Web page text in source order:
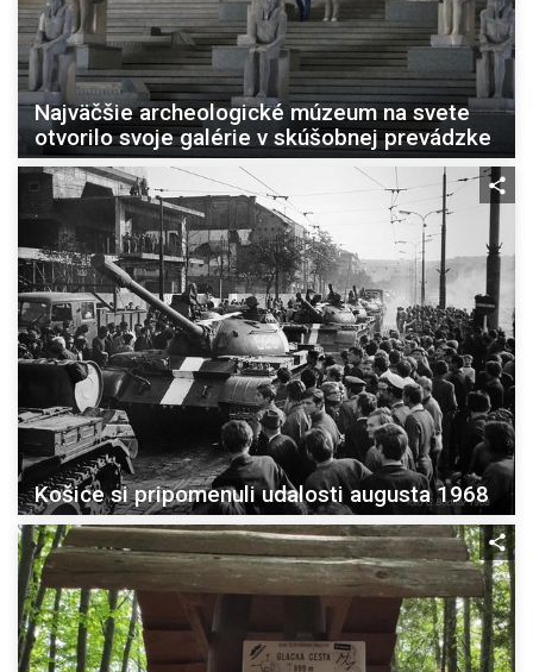
Najväčšie archeologické múzeum na svete
otvorilo svoje galérie v skúšobnej prevádzke
Košice si pripomenuli udalosti augusta 1968